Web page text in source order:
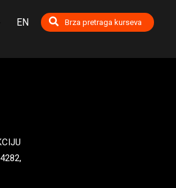
EN Brza pretraga kurseva